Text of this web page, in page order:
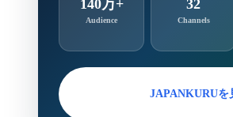
140万+
Audience
32
Channels
JAPANKURU